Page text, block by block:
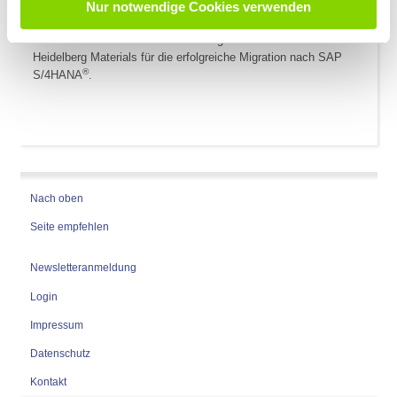
Nur notwendige Cookies verwenden
Herzlichen Glückwunsch auch vom gesamten YAMBS-Team an
Heidelberg Materials für die erfolgreiche Migration nach SAP
S/4HANA®.
Nach oben
Seite empfehlen
Newsletteranmeldung
Login
Impressum
Datenschutz
Kontakt